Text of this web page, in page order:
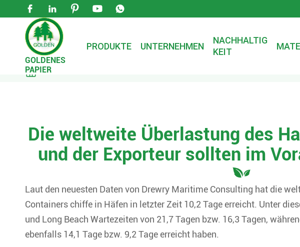
    
GOLDENES
PAPIER
PRODUKTE UNTERNEHMEN
NACHHALTIG
KEIT
 Zuhause
Die weltweite Überlastung des
und der Exporteur sollten im
Laut den neuesten Daten von Drewry Maritime Consulting hat die
Containers chiffe in Häfen in letzter Zeit 10,2 Tage erreicht. Unter
und Long Beach Wartezeiten von 21,7 Tagen bzw. 16,3 Tagen,
ebenfalls 14,1 Tage bzw. 9,2 Tage erreicht haben.